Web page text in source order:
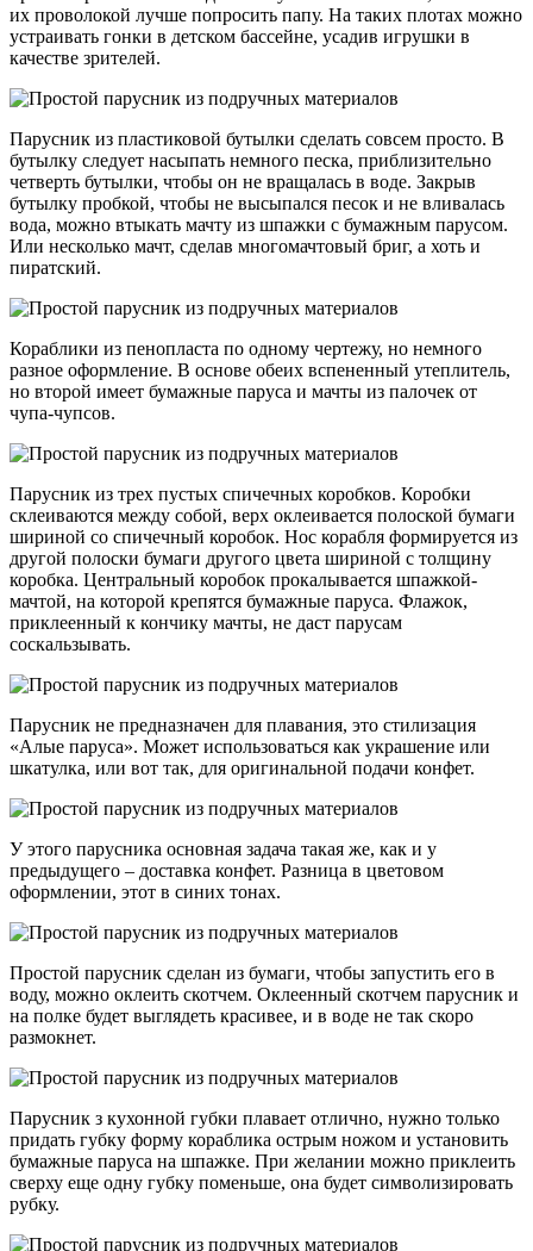
их проволокой лучше попросить папу. На таких плотах можно
устраивать гонки в детском бассейне, усадив игрушки в
качестве зрителей.
Парусник из пластиковой бутылки сделать совсем просто. В
бутылку следует насыпать немного песка, приблизительно
четверть бутылки, чтобы он не вращалась в воде. Закрыв
бутылку пробкой, чтобы не высыпался песок и не вливалась
вода, можно втыкать мачту из шпажки с бумажным парусом.
Или несколько мачт, сделав многомачтовый бриг, а хоть и
пиратский.
Кораблики из пенопласта по одному чертежу, но немного
разное оформление. В основе обеих вспененный утеплитель,
но второй имеет бумажные паруса и мачты из палочек от
чупа-чупсов.
Парусник из трех пустых спичечных коробков. Коробки
склеиваются между собой, верх оклеивается полоской бумаги
шириной со спичечный коробок. Нос корабля формируется из
другой полоски бумаги другого цвета шириной с толщину
коробка. Центральный коробок прокалывается шпажкой-
мачтой, на которой крепятся бумажные паруса. Флажок,
приклеенный к кончику мачты, не даст парусам
соскальзывать.
Парусник не предназначен для плавания, это стилизация
«Алые паруса». Может использоваться как украшение или
шкатулка, или вот так, для оригинальной подачи конфет.
У этого парусника основная задача такая же, как и у
предыдущего – доставка конфет. Разница в цветовом
оформлении, этот в синих тонах.
Простой парусник сделан из бумаги, чтобы запустить его в
воду, можно оклеить скотчем. Оклеенный скотчем парусник и
на полке будет выглядеть красивее, и в воде не так скоро
размокнет.
Парусник з кухонной губки плавает отлично, нужно только
придать губку форму кораблика острым ножом и установить
бумажные паруса на шпажке. При желании можно приклеить
сверху еще одну губку поменьше, она будет символизировать
рубку.